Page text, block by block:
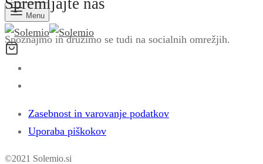
Menu
Spremljajte nas
Spoznajmo in družimo se tudi na socialnih omrežjih.
Zasebnost in varovanje podatkov
Uporaba piškokov
©2021 Solemio.si